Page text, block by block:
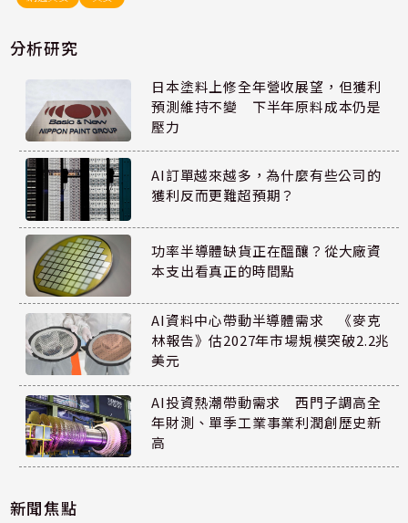
分析研究
日本塗料上修全年營收展望，但獲利
預測維持不變 下半年原料成本仍是
壓力
AI訂單越來越多，為什麼有些公司的
獲利反而更難超預期？
功率半導體缺貨正在醞釀？從大廠資
本支出看真正的時間點
AI資料中心帶動半導體需求 《麥克
林報告》估2027年市場規模突破2.2兆
美元
AI投資熱潮帶動需求 西門子調高全
年財測、單季工業事業利潤創歷史新
高
新聞焦點